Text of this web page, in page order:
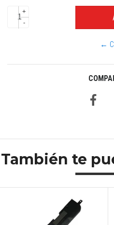
+
-
←
También te